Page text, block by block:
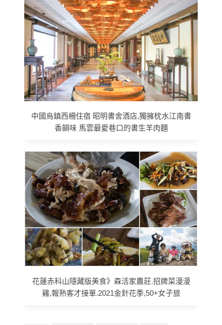
中國烏鎮西柵住宿 昭明書舍酒店,獨擁枕水江南書
香韻味 馬雲最愛巷口的書生羊肉麵
花蓮赤科山隱藏版美食》森活家農莊.招牌菜漫漫
雞,報熟客才接單.2021金針花季,50+女子旅